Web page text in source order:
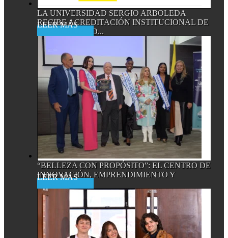
LA UNIVERSIDAD SERGIO ARBOLEDA
RECIBE ACREDITACIÓN INSTITUCIONAL DE
ALTA CALIDAD...
“BELLEZA CON PROPÓSITO”: EL CENTRO DE
INNOVACIÓN, EMPRENDIMIENTO Y